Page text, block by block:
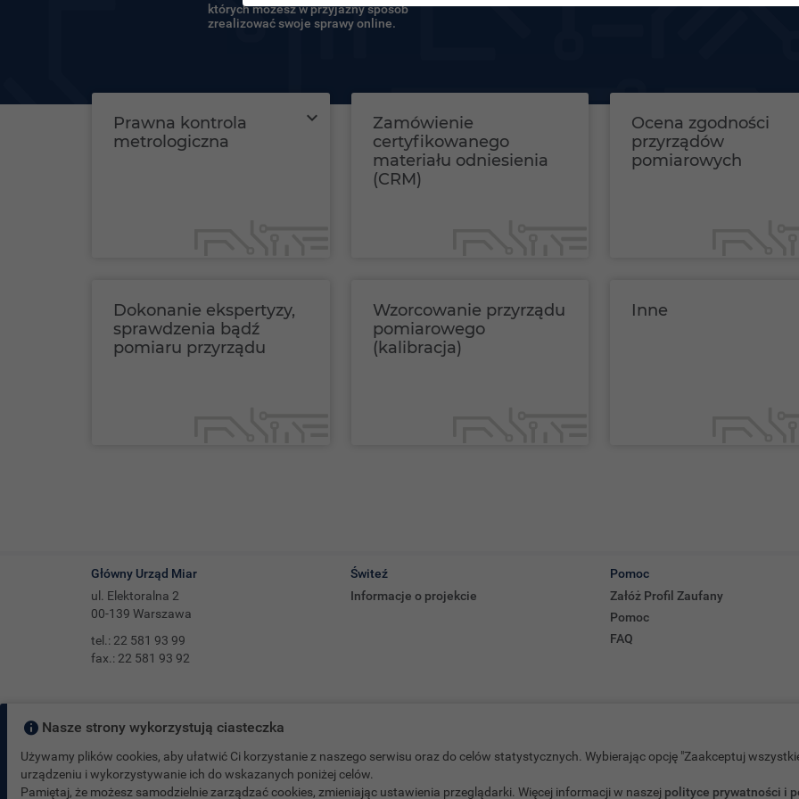
których możesz w przyjazny sposób
zrealizować swoje sprawy online.
Prawna kontrola
metrologiczna
expand_more
Zamówienie
certyfikowanego
materiału odniesienia
(CRM)
Ocena zgodności
przyrządów
pomiarowych
Dokonanie ekspertyzy,
sprawdzenia bądź
pomiaru przyrządu
Wzorcowanie przyrządu
pomiarowego
(kalibracja)
Inne
Główny Urząd Miar
ul. Elektoralna 2
00-139 Warszawa
tel.: 22 581 93 99
fax.: 22 581 93 92
Świteź
Informacje o projekcie
Pomoc
Załóż Profil Zaufany
Pomoc
FAQ
Nasze strony wykorzystują ciasteczka
Używamy plików cookies, aby ułatwić Ci korzystanie z naszego serwisu oraz do celów statystycznych. Wybierając opcję "Zaakceptuj
urządzeniu i wykorzystywanie ich do wskazanych poniżej celów.
Pamiętaj, że możesz samodzielnie zarządzać cookies, zmieniając ustawienia przeglądarki. Więcej informacji w naszej polityce prywatności i
ul. Elektoralna 2
00-139 Warszawa
Informacje o projekcie
Załóż Profil Zaufany